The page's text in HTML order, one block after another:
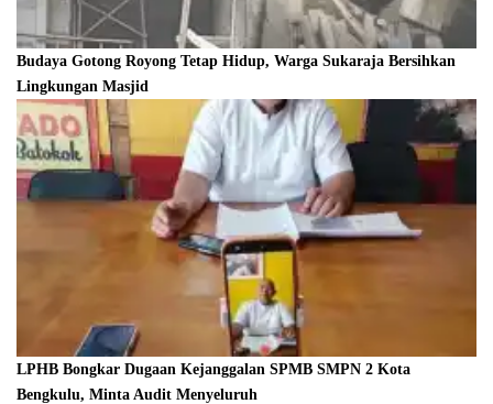
Budaya Gotong Royong Tetap Hidup, Warga Sukaraja Bersihkan
Lingkungan Masjid
LPHB Bongkar Dugaan Kejanggalan SPMB SMPN 2 Kota
Bengkulu, Minta Audit Menyeluruh